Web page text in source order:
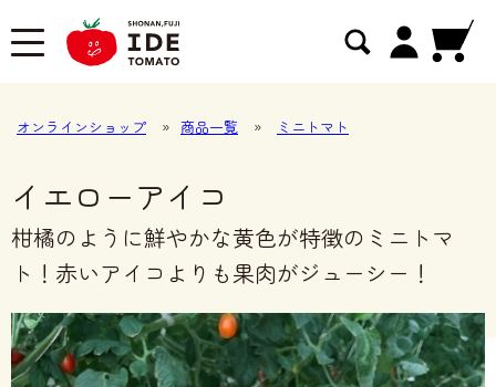
オンラインショップ » 商品一覧 » ミニトマト
イエローアイコ
柑橘のように鮮やかな黄色が特徴のミニトマ
ト！赤いアイコよりも果肉がジューシー！